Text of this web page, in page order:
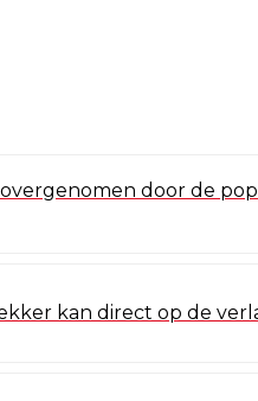
door de
kan direct op de